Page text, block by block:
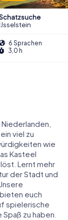
IJsselstein
6 Sprachen
3,0 h
viel zu
wie
Kasteel
Lernt mehr
der Stadt und
euch
spielerische
zu haben.